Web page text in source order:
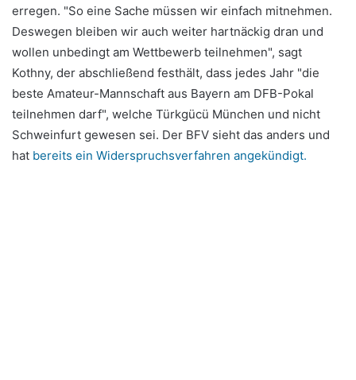
erregen. "So eine Sache müssen wir einfach mitnehmen.
Deswegen bleiben wir auch weiter hartnäckig dran und
wollen unbedingt am Wettbewerb teilnehmen", sagt
Kothny, der abschließend festhält, dass jedes Jahr "die
beste Amateur-Mannschaft aus Bayern am DFB-Pokal
teilnehmen darf", welche Türkgücü München und nicht
Schweinfurt gewesen sei. Der BFV sieht das anders und
hat bereits ein Widerspruchsverfahren angekündigt.